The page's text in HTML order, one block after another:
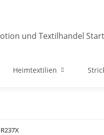
Heimtextilien